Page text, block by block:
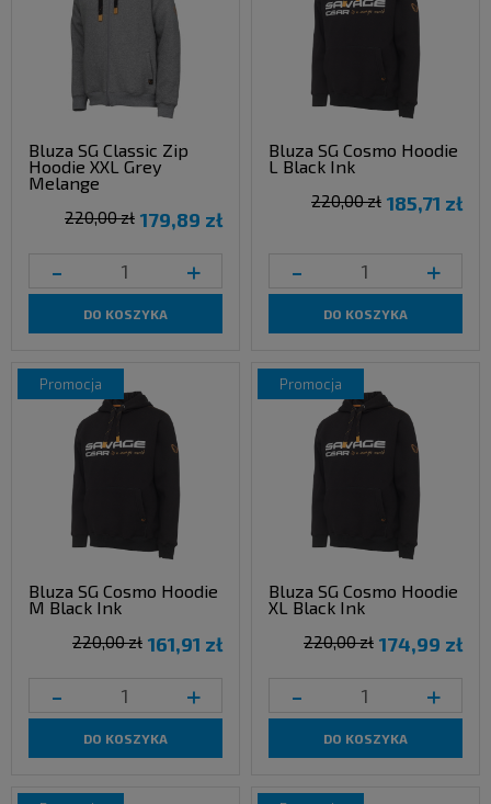
Bluza SG Classic Zip
Hoodie XXL Grey
Melange
179,89 zł
220,00 zł
- +
DO KOSZYKA
Bluza SG Cosmo Hoodie
L Black Ink
185,71 zł
220,00 zł
- +
DO KOSZYKA
Bluza SG Cosmo Hoodie
M Black Ink
161,91 zł
220,00 zł
- +
DO KOSZYKA
promocja
Bluza SG Cosmo Hoodie
XL Black Ink
174,99 zł
220,00 zł
- +
DO KOSZYKA
promocja